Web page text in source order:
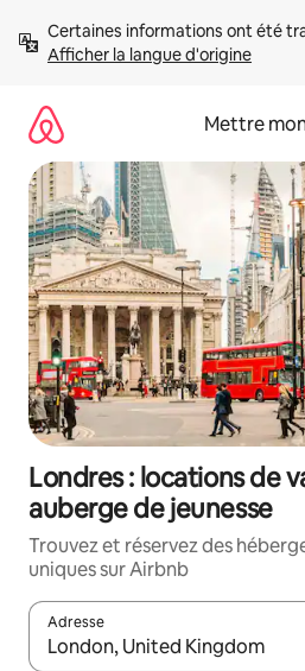
directement
Afficher la langue d'origine
Mettre
Londres : locations de
auberge de jeunesse
Trouvez et réservez des
uniques sur Airbnb
Adresse
Lorsque les résultats s'affichent,